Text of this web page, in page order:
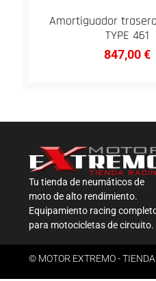
Amortiguador
TYPE 461
847,00€
Tu tienda de neumáticos de
moto de alto rendimiento.
Equipamiento racing
para motocicletas de circuito.
© MOTOR EXTREMO - TIENDA